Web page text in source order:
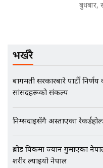
बुधबार,
भर्खरै
बागमती सरकारबारे पार्टी निर्णय
सांसदहरूको संकल्प
निम्सदाइसँगै अस्ताएका
ब्रोड पिकमा ज्यान गुमाएका
शरीर ल्याइयो नेपाल